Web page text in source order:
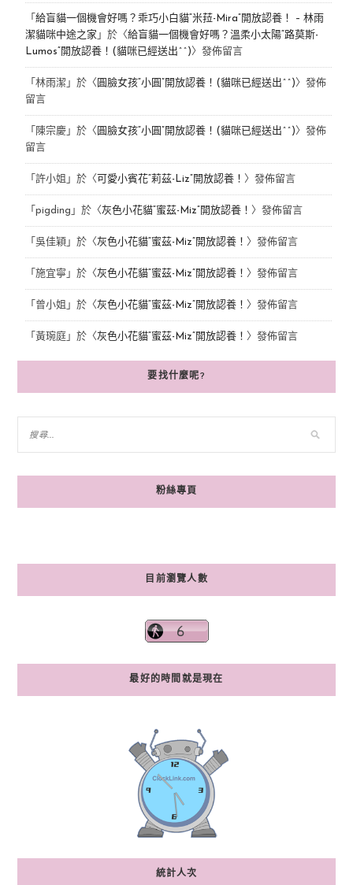
「 給盲貓一個機會好嗎？乖巧小白貓“米菈-Mira”開放認養！ – 林雨
潔貓咪中途之家 」於〈給盲貓一個機會好嗎？溫柔小太陽“路莫斯-
Lumos”開放認養！(貓咪已經送出^^)〉發佈留言
「 林雨潔 」於〈 圓臉女孩“小圓”開放認養！(貓咪已經送出^^)〉發佈
留言
「 陳宗慶」於〈 圓臉女孩“小圓”開放認養！(貓咪已經送出^^)〉發佈
留言
「 許小姐 」於〈 可愛小賓花“莉茲-Liz”開放認養！ 〉發佈留言
「 pigding 」於〈灰色小花貓“蜜茲-Miz”開放認養！ 〉發佈留言
「 吳佳穎 」於〈灰色小花貓“蜜茲-Miz”開放認養！ 〉發佈留言
「 施宜寧 」於〈灰色小花貓“蜜茲-Miz”開放認養！ 〉發佈留言
「 曾小姐 」於〈灰色小花貓“蜜茲-Miz”開放認養！ 〉發佈留言
「 黃琬庭」於〈灰色小花貓“蜜茲-Miz”開放認養！ 〉發佈留言
要找什麼呢?
粉絲專頁
目前瀏覽人數
最好的時間就是現在
統計人次